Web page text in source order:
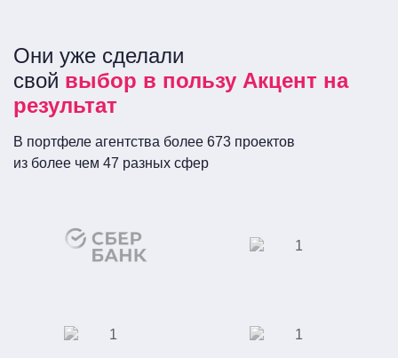
Они уже сделали
свой выбор в пользу Акцент на
результат
В портфеле агентства более 673 проектов
из более чем 47 разных сфер